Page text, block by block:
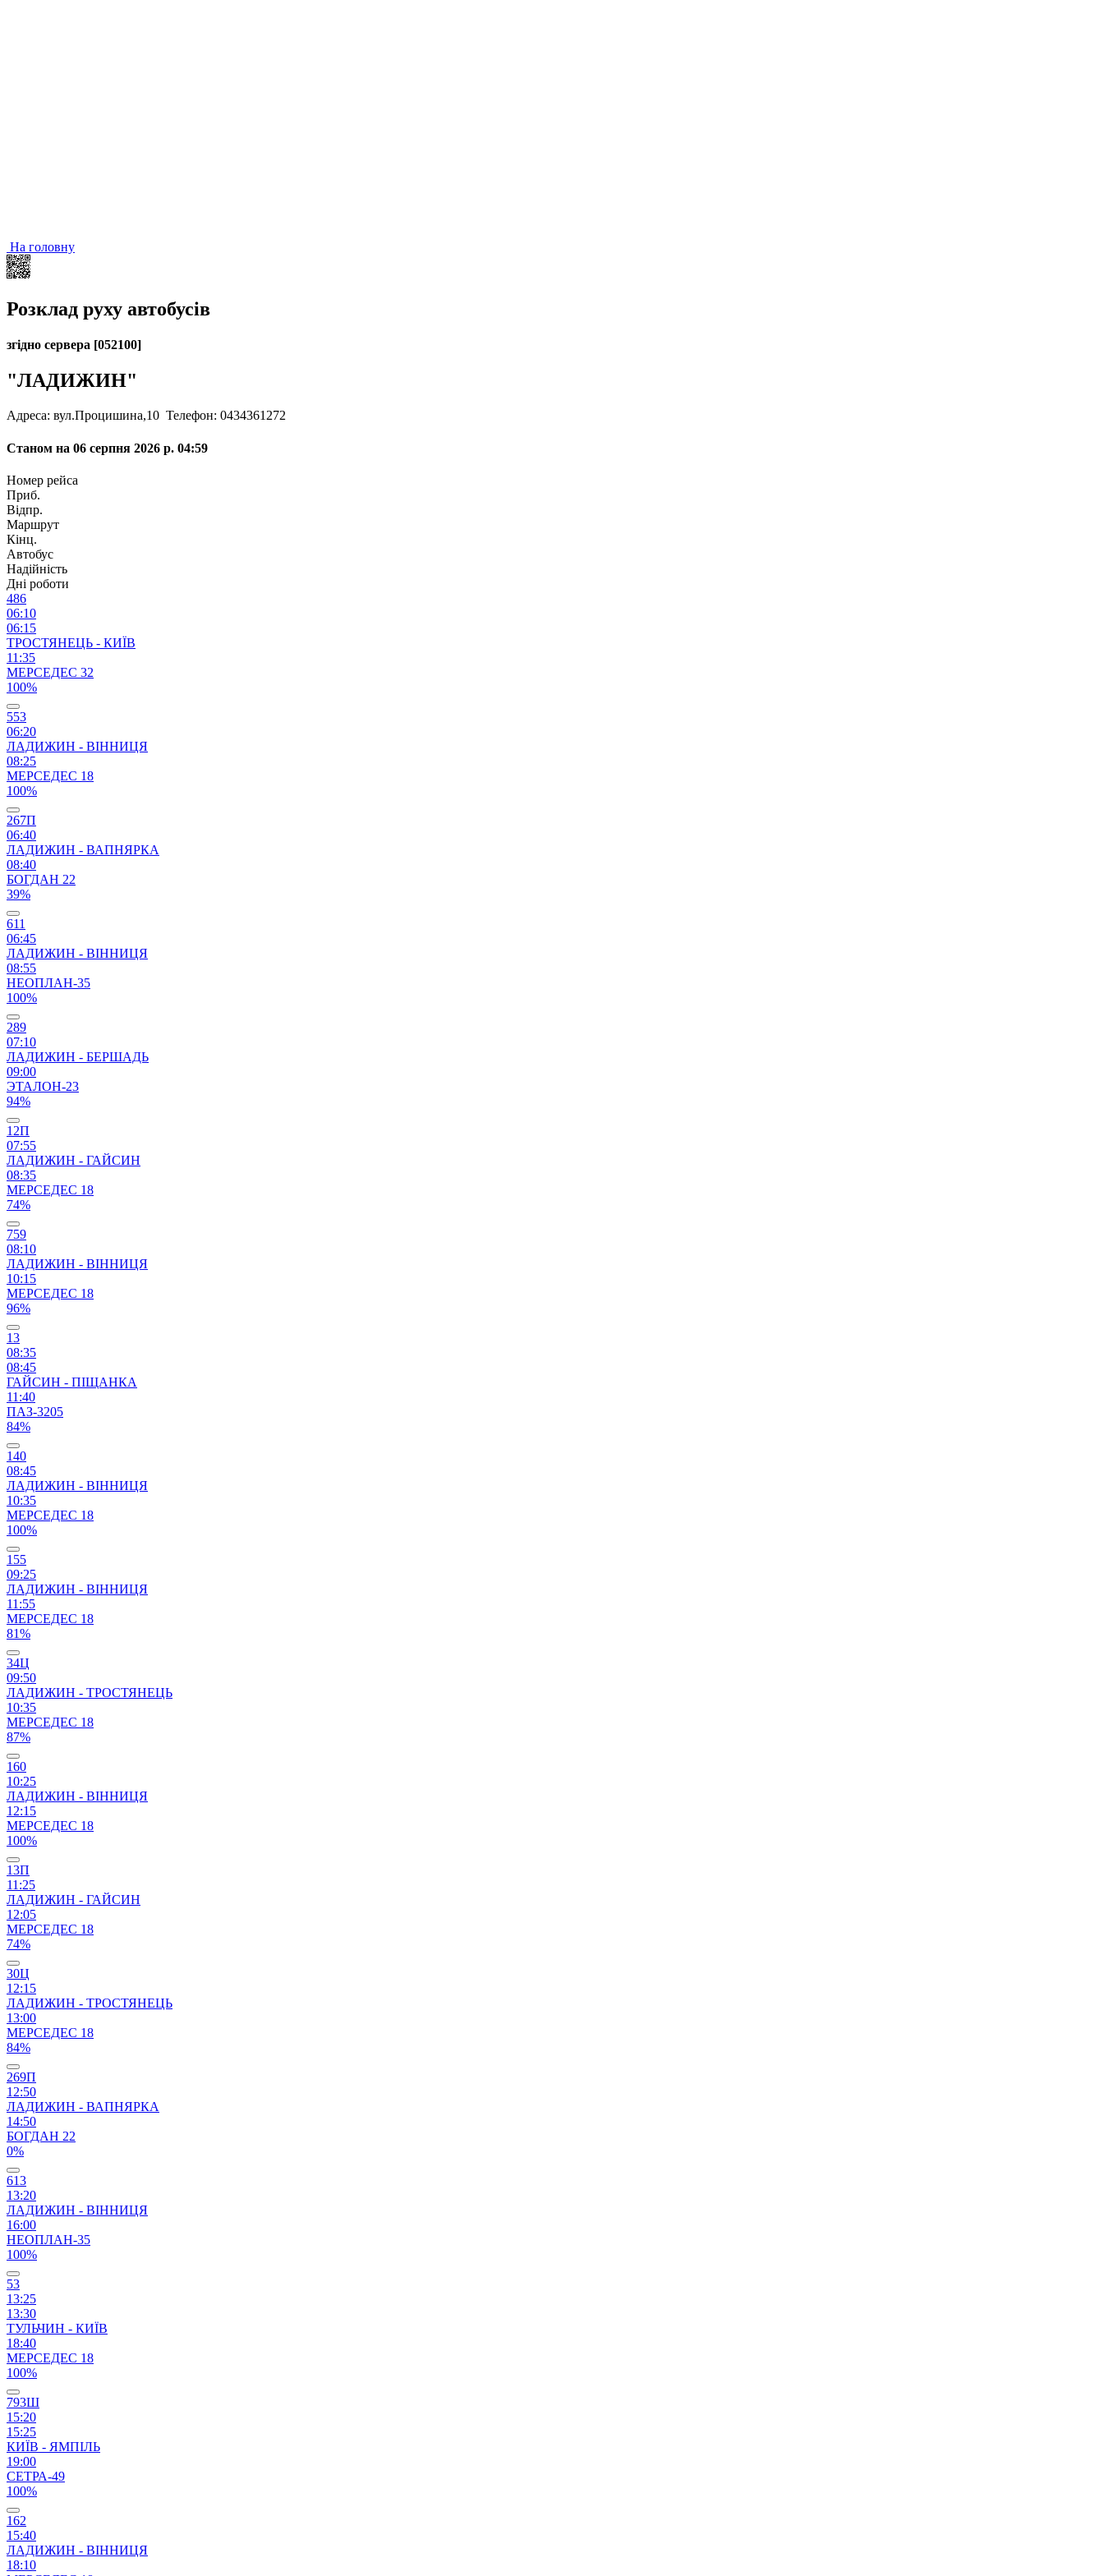
На головну
Розклад руху автобусів
згідно сервера [052100]
"ЛАДИЖИН"
Адреса: вул.Процишина,10 Телефон: 0434361272
Станом на 06 серпня 2026 р. 04:59
Номер рейса
Приб.
Відпр.
Маршрут
Кінц.
Автобус
Надійність
Дні роботи
486
06:10
06:15
ТРОСТЯНЕЦЬ - КИЇВ
11:35
МЕРСЕДЕС 32
100%
553
06:20
ЛАДИЖИН - ВІННИЦЯ
08:25
МЕРСЕДЕС 18
100%
267П
06:40
ЛАДИЖИН - ВАПНЯРКА
08:40
БОГДАН 22
39%
611
06:45
ЛАДИЖИН - ВІННИЦЯ
08:55
НЕОПЛАН-35
100%
289
07:10
ЛАДИЖИН - БЕРШАДЬ
09:00
ЭТАЛОН-23
94%
12П
07:55
ЛАДИЖИН - ГАЙСИН
08:35
МЕРСЕДЕС 18
74%
759
08:10
ЛАДИЖИН - ВІННИЦЯ
10:15
МЕРСЕДЕС 18
96%
13
08:35
08:45
ГАЙСИН - ПІЩАНКА
11:40
ПАЗ-3205
84%
140
08:45
ЛАДИЖИН - ВІННИЦЯ
10:35
МЕРСЕДЕС 18
100%
155
09:25
ЛАДИЖИН - ВІННИЦЯ
11:55
МЕРСЕДЕС 18
81%
34Ц
09:50
ЛАДИЖИН - ТРОСТЯНЕЦЬ
10:35
МЕРСЕДЕС 18
87%
160
10:25
ЛАДИЖИН - ВІННИЦЯ
12:15
МЕРСЕДЕС 18
100%
13П
11:25
ЛАДИЖИН - ГАЙСИН
12:05
МЕРСЕДЕС 18
74%
30Ц
12:15
ЛАДИЖИН - ТРОСТЯНЕЦЬ
13:00
МЕРСЕДЕС 18
84%
269П
12:50
ЛАДИЖИН - ВАПНЯРКА
14:50
БОГДАН 22
0%
613
13:20
ЛАДИЖИН - ВІННИЦЯ
16:00
НЕОПЛАН-35
100%
53
13:25
13:30
ТУЛЬЧИН - КИЇВ
18:40
МЕРСЕДЕС 18
100%
793Ш
15:20
15:25
КИЇВ - ЯМПІЛЬ
19:00
СЕТРА-49
100%
162
15:40
ЛАДИЖИН - ВІННИЦЯ
18:10